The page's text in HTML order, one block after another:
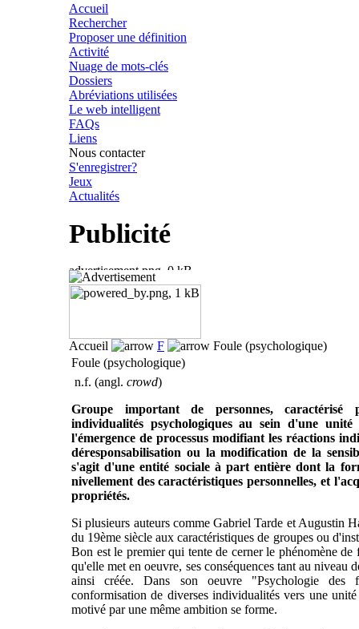
Accueil
Rechercher
Proposer une définition
Activité
Nuage de mots-clés
Dossiers
Abréviations utilisées
Le web intelligent
FAQs
Liens
Nous contacter
S'enregistrer?
Jeux
Actualités
Publicité
Accueil F
Foule (psychologique)
Foule (psychologique)
n.f. (angl. crowd)
Groupe important de personnes,
individualités psychologiques au sein d'une unité
l'émergence de processus modifiant les réactions
déresponsabilisation ou la modification de la
s'agit d'une entité sociale à part entière dont la
nivellement des caractéristiques personnelles, et
propriétés.
Si plusieurs auteurs comme Gabriel Tarde et Augustin
du 19ème siècle aux caractéristiques de groupes ou
Bon est le premier qui tente de cerner le phénomène de
qu'elle met en oeuvre, ses conséquences tant au niveau
ainsi créée. Dans son oeuvre "Psychologie
conformisation de diverses individualités vers une
motivé par une même ambition se forme.